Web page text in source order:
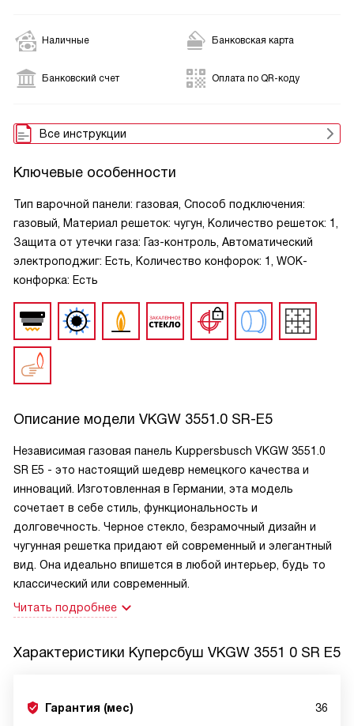
Наличные Банковская карта
Банковский счет Оплата по QR-коду
Все инструкции
Ключевые особенности
Тип варочной панели: газовая, Способ подключения:
газовый, Материал решеток: чугун, Количество решеток: 1,
Защита от утечки газа: Газ-контроль, Автоматический
электроподжиг: Есть, Количество конфорок: 1, WOK-
конфорка: Есть
Описание модели VKGW 3551.0 SR-E5
Независимая газовая панель Kuppersbusch VKGW 3551.0
SR E5 - это настоящий шедевр немецкого качества и
инноваций. Изготовленная в Германии, эта модель
сочетает в себе стиль, функциональность и
долговечность. Черное стекло, безрамочный дизайн и
чугунная решетка придают ей современный и элегантный
вид. Она идеально впишется в любой интерьер, будь то
классический или современный.
Читать подробнее
Характеристики Куперсбуш VKGW 3551 0 SR E5
Гарантия (мес) 36